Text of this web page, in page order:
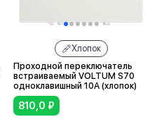
Хлопок
Проходной переключатель
встраиваемый VOLTUM S70
одноклавишный 10А (хлопок)
810,0 ₽